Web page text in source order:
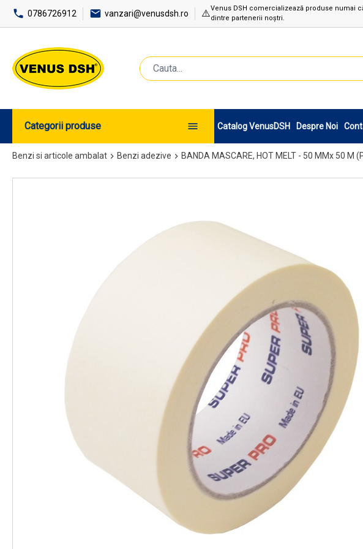
0786726912 vanzari@venusdsh.ro ⚠️Venus DSH comercializează produse numai
dintre partenerii noștri.
Categorii produse Catalog VenusDSH Despre Noi
Benzi si articole ambalat Benzi adezive BANDA MASCARE, HOT MELT - 50 MMx 50 M